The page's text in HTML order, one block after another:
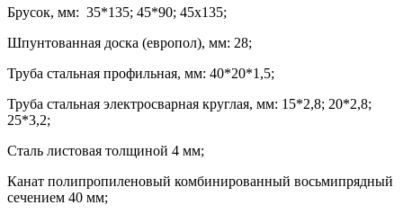
Брусок, мм: 35*135; 45*90; 45х135;
Шпунтованная доска (европол), мм: 28;
Труба стальная профильная, мм: 40*20*1,5;
Труба стальная электросварная круглая, мм: 15*2,8; 20*2,8;
25*3,2;
Сталь листовая толщиной 4 мм;
Канат полипропиленовый комбинированный восьмипрядный
сечением 40 мм;